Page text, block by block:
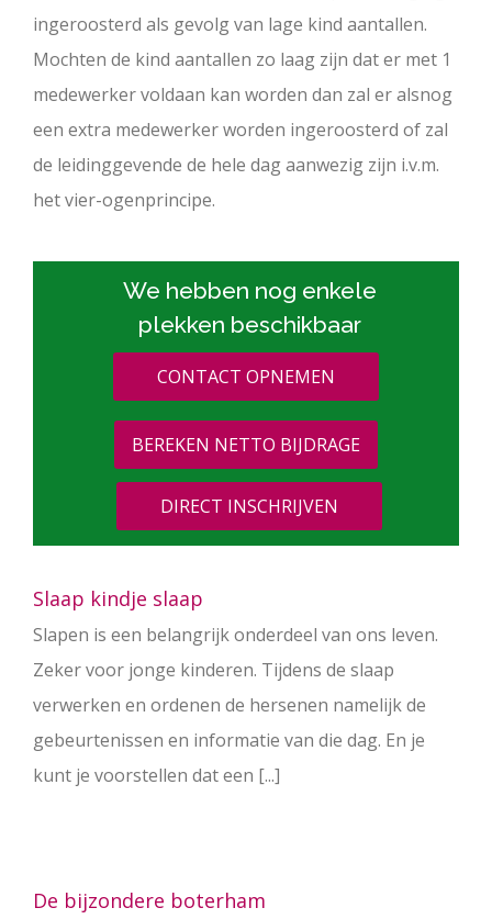
ingeroosterd als gevolg van lage kind aantallen.
Mochten de kind aantallen zo laag zijn dat er met 1
medewerker voldaan kan worden dan zal er alsnog
een extra medewerker worden ingeroosterd of zal
de leidinggevende de hele dag aanwezig zijn i.v.m.
het vier-ogenprincipe.
We hebben nog enkele
plekken beschikbaar
DIRECT INSCHRIJVEN
CONTACT OPNEMEN
BEREKEN NETTO BIJDRAGE
Slaap kindje slaap
Slapen is een belangrijk onderdeel van ons leven.
Zeker voor jonge kinderen. Tijdens de slaap
verwerken en ordenen de hersenen namelijk de
gebeurtenissen en informatie van die dag. En je
kunt je voorstellen dat een [...]
De bijzondere boterham